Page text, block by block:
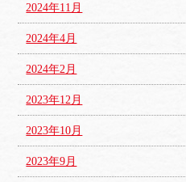
2024年11月
2024年4月
2024年2月
2023年12月
2023年10月
2023年9月